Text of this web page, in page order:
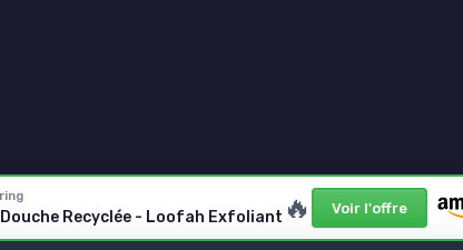
Recyclée - Loofah Exfoliant 🔥 Voir l'offre